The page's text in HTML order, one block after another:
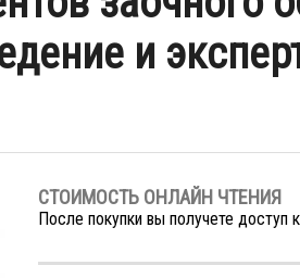
и
СТОИМОСТЬ ОНЛАЙН ЧТЕНИЯ
После покупки вы получете доступ